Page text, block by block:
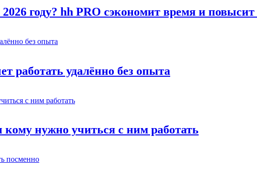
году? hh PRO сэкономит время и
работать удалённо без опыта
нужно учиться с ним работать